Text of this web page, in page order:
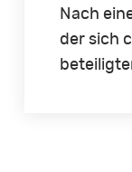
Nach
der sich